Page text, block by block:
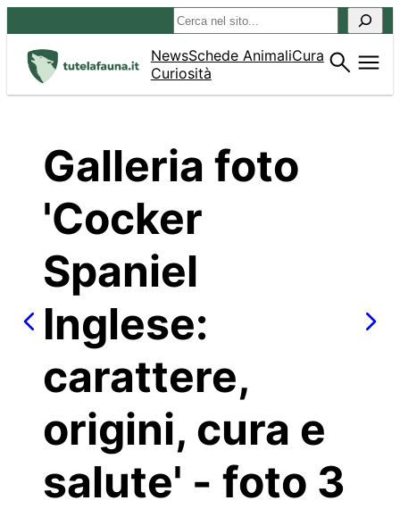
al
contenuto
Cerca
NewsSchede AnimaliCura
Curiosità
Galleria foto
'Cocker
Spaniel
Inglese:
carattere,
origini, cura e
salute' - foto 3